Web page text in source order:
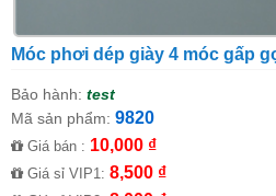
Móc phơi dép giày 4 móc gấp
Bảo hành: test
Mã sản phẩm: 9820
Giá bán : 10,000 ₫
Giá sỉ VIP1: 8,500 ₫